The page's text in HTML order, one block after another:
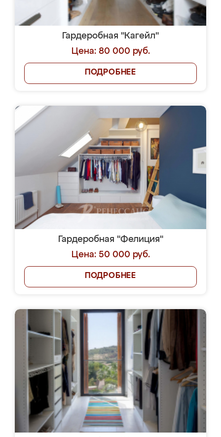
Гардеробная "Кагейл"
Цена: 80 000 руб.
ПОДРОБНЕЕ
Гардеробная "Фелиция"
Цена: 50 000 руб.
ПОДРОБНЕЕ